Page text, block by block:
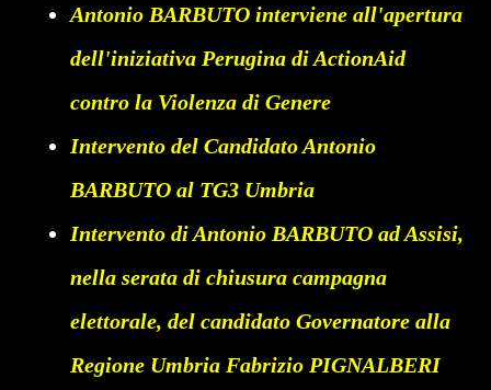
Antonio BARBUTO interviene all'apertura
dell'iniziativa Perugina di ActionAid
contro la Violenza di Genere
Intervento del Candidato Antonio
BARBUTO al TG3 Umbria
Intervento di Antonio BARBUTO ad Assisi,
nella serata di chiusura campagna
elettorale, del candidato Governatore alla
Regione Umbria Fabrizio PIGNALBERI